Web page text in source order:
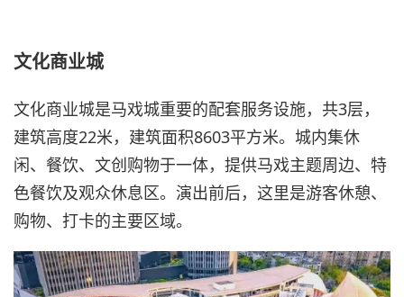
文化商业城
文化商业城是马戏城重要的配套服务设施，共3层，
建筑高度22米，建筑面积8603平方米。城内集休
闲、餐饮、文创购物于一体，提供马戏主题周边、特
色餐饮及观众休息区。演出前后，这里是游客休憩、
购物、打卡的主要区域。